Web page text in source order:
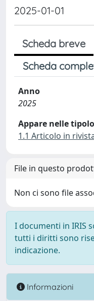
2025-01-01
Scheda breve
Scheda
Anno
2025
Appare nelle
1.1 Articolo in
File in questo
Non ci sono file
I documenti in IRIS
tutti i diritti sono
indicazione.
Informazioni